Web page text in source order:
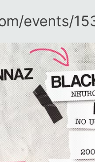
​events/​